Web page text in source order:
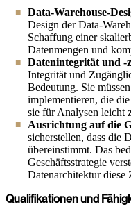
Data-Warehouse-
Design der Data-
Schaffung einer
Datenmengen und
Datenintegrität und -
Integrität und
Bedeutung. Sie
implementieren, die
sie für Analysen leicht
Ausrichtung auf die
sicherstellen, dass die
übereinstimmt. Das
Geschäftsstrategie
Datenarchitektur diese
Qualifikationen und